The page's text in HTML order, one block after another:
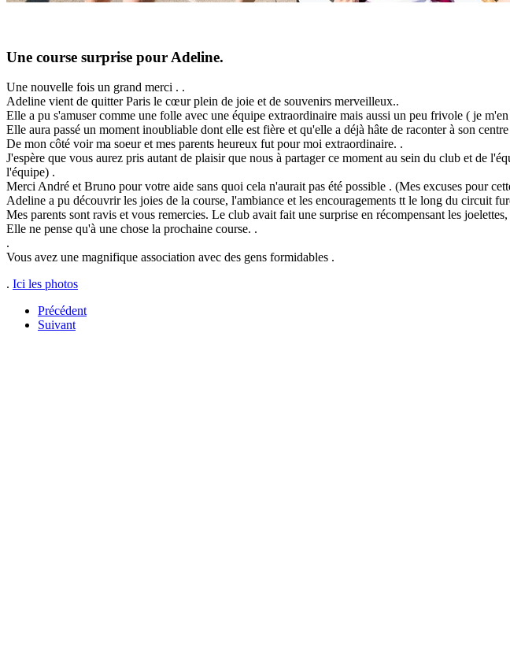
Une course surprise pour Adeline.
Une nouvelle fois un grand merci . .
Adeline vient de quitter Paris le cœur plein de joie et de souvenirs merveilleux..
Elle a pu s'amuser comme une folle avec une équipe extraordinaire mais aussi un peu frivole ( je
Elle aura passé un moment inoubliable dont elle est fière et qu'elle a déjà hâte de raconter à son
De mon côté voir ma soeur et mes parents heureux fut pour moi extraordinaire. .
J'espère que vous aurez pris autant de plaisir que nous à partager ce moment au sein du club et de
l'équipe) .
Merci André et Bruno pour votre aide sans quoi cela n'aurait pas été possible . (Mes excuses pour
Adeline a pu découvrir les joies de la course, l'ambiance et les encouragements tt le long du circuit
Mes parents sont ravis et vous remercies. Le club avait fait une surprise en récompensant les
Elle ne pense qu'à une chose la prochaine course. .
.
Vous avez une magnifique association avec des gens formidables .
. Ici les photos
Précédent
Suivant